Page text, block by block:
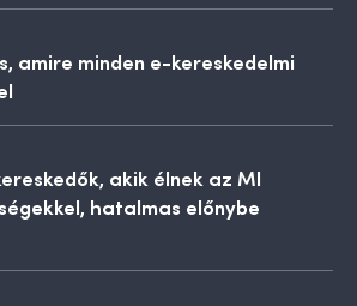
amire minden e-kereskedelmi
akik élnek az MI
hatalmas előnybe